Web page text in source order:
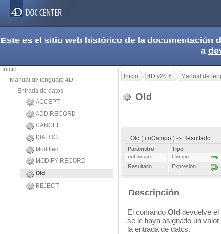
Este es el sitio web histórico de la documentación
a
Inicio
Manual de lenguaje 4D
Entrada de datos
ACCEPT
ADD RECORD
CANCEL
DIALOG
Modified
MODIFY RECORD
Old
REJECT
Inicio 4D v20.6 Manual de
Old
Old ( unCampo ) -> Resultado
Parámetro
Tipo
unCampo
Campo
Resultado
Expresión
Descripción
El comando Old devuelve
se le haya asignado un
la entrada de datos.